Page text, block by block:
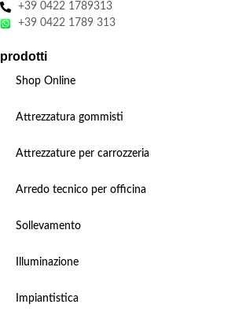
+39 0422 1789313
+39 0422 1789 313
prodotti
Shop Online
Attrezzatura gommisti
Attrezzature per carrozzeria
Arredo tecnico per officina
Sollevamento
Illuminazione
Impiantistica